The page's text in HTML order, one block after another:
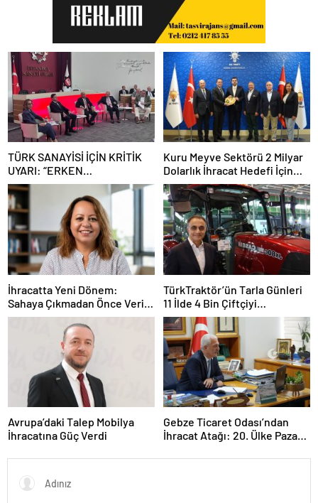
TÜRK SANAYİSİ İÇİN KRİTİK
UYARI: “ERKEN
SANAYİSİZLEŞME
TEHLİKESİYLE KARŞI
KARŞIYAYIZ”
Kuru Meyve Sektörü 2 Milyar
Dolarlık İhracat Hedefi İçin
Ankara’nın Desteğini İstedi
İhracatta Yeni Dönem:
Sahaya Çıkmadan Önce Veriyi
Doğru Okumak
TürkTraktör’ün Tarla Günleri
11 İlde 4 Bin Çiftçiyi
Buluşturdu
Avrupa’daki Talep Mobilya
İhracatına Güç Verdi
Gebze Ticaret Odası’ndan
İhracat Atağı: 20. Ülke Pazarı
Masaya Yatırıldı